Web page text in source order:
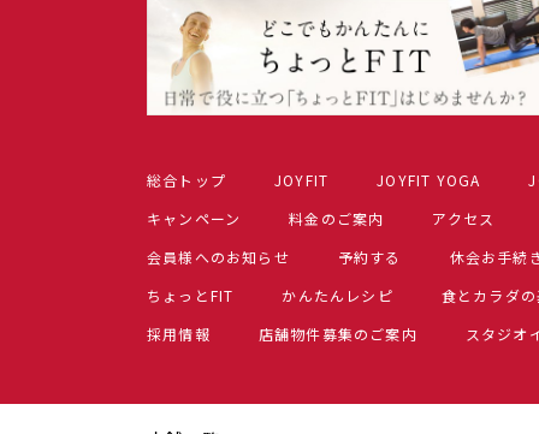
総合トップ JOYFIT JOYFIT YOGA
キャンペーン
料金のご案内
アクセス
会員様へのお知らせ
予約する
休会お手続
ちょっとFIT
かんたんレシピ
食とカラダ
採用情報
店舗物件募集のご案内 スタジオ